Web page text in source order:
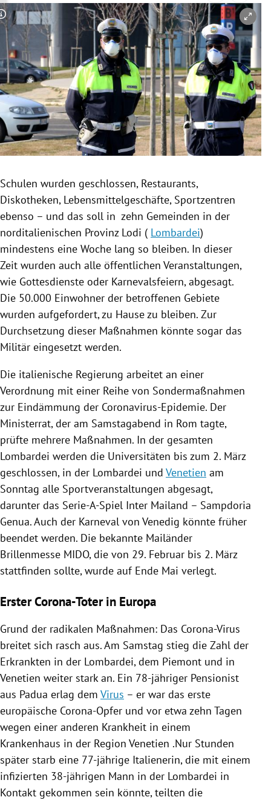
Untermenü
Untermenü
Untermenü
Untermenü
Untermenü
Copyright-Hinweis öffnen/schließen
Schulen wurden geschlossen, Restaurants,
Diskotheken, Lebensmittelgeschäfte, Sportzentren
ebenso – und das soll in zehn Gemeinden in der
norditalienischen Provinz Lodi ( Lombardei)
mindestens eine Woche lang so bleiben. In dieser
Zeit wurden auch alle öffentlichen Veranstaltungen,
wie Gottesdienste oder Karnevalsfeiern, abgesagt.
Die 50.000 Einwohner der betroffenen Gebiete
wurden aufgefordert, zu Hause zu bleiben. Zur
Durchsetzung dieser Maßnahmen könnte sogar das
Militär eingesetzt werden.
Die italienische Regierung arbeitet an einer
Verordnung mit einer Reihe von Sondermaßnahmen
zur Eindämmung der Coronavirus-Epidemie. Der
Ministerrat, der am Samstagabend in Rom tagte,
prüfte mehrere Maßnahmen. In der gesamten
Lombardei werden die Universitäten bis zum 2. März
geschlossen, in der Lombardei und Venetien am
Sonntag alle Sportveranstaltungen abgesagt,
darunter das Serie-A-Spiel Inter Mailand – Sampdoria
Genua. Auch der Karneval von Venedig könnte früher
beendet werden. Die bekannte Mailänder
Brillenmesse MIDO, die von 29. Februar bis 2. März
stattfinden sollte, wurde auf Ende Mai verlegt.
Erster Corona-Toter in Europa
Grund der radikalen Maßnahmen: Das Corona-Virus
breitet sich rasch aus. Am Samstag stieg die Zahl der
Erkrankten in der Lombardei, dem Piemont und in
Venetien weiter stark an. Ein 78-jähriger Pensionist
aus Padua erlag dem Virus – er war das erste
europäische Corona-Opfer und vor etwa zehn Tagen
wegen einer anderen Krankheit in einem
Krankenhaus in der Region Venetien .Nur Stunden
später starb eine 77-jährige Italienerin, die mit einem
infizierten 38-jährigen Mann in der Lombardei in
Kontakt gekommen sein könnte, teilten die